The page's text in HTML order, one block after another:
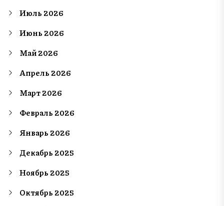
Июль 2026
Июнь 2026
Май 2026
Апрель 2026
Март 2026
Февраль 2026
Январь 2026
Декабрь 2025
Ноябрь 2025
Октябрь 2025